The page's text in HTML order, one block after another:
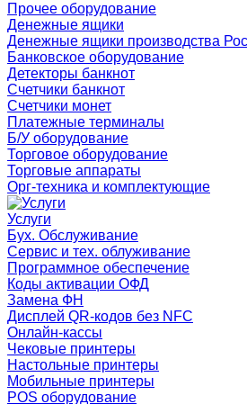
Прочее оборудование
Денежные ящики
Денежные ящики производства
Банковское оборудование
Детекторы банкнот
Счетчики банкнот
Счетчики монет
Платежные терминалы
Б/У оборудование
Торговое оборудование
Торговые аппараты
Орг-техника и комплектующие
Услуги
Бух. Обслуживание
Сервис и тех. облуживание
Программное обеспечение
Коды активации ОФД
Замена ФН
Дисплей QR-кодов без NFC
Онлайн-кассы
Чековые принтеры
Настольные принтеры
Мобильные принтеры
POS оборудование